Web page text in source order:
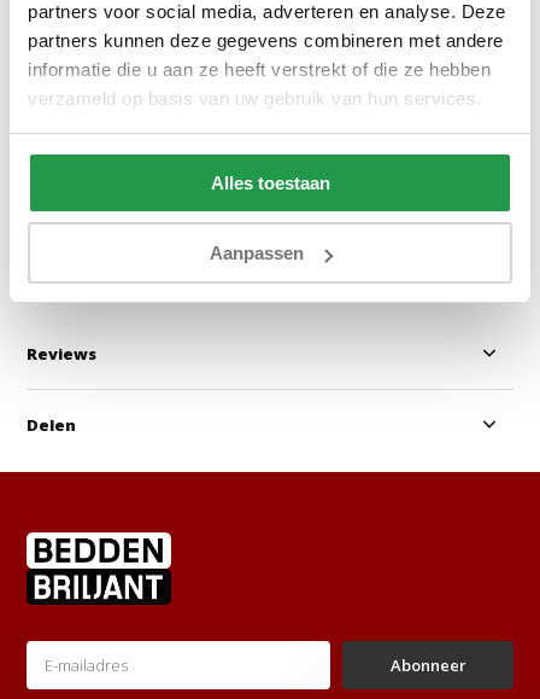
partners voor social media, adverteren en analyse. Deze
partners kunnen deze gegevens combineren met andere
informatie die u aan ze heeft verstrekt of die ze hebben
verzameld op basis van uw gebruik van hun services.
Alles toestaan
Aanpassen
Nature Tiger
Reviews
Delen
Abonneer